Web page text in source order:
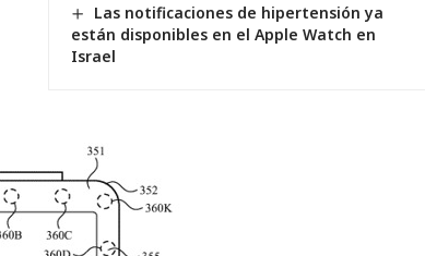
Las notificaciones de hipertensión ya
están disponibles en el Apple Watch en
Israel